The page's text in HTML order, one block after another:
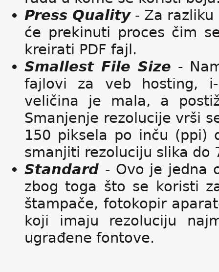
Press Quality- Za razliku
će prekinuti proces čim
kreirati PDF fajl.
Smallest File Size -
fajlovi za veb hosting,
veličina je mala, a
Smanjenje rezolucije vrši
150 piksela po inču (ppi)
smanjiti rezoluciju slika do
Standard - Ovo je jedna
zbog toga što se koristi
štampače, fotokopir
koji imaju rezoluciju
ugrađene fontove.